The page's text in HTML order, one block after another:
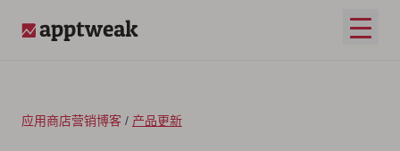
打开
应用商店营销博客 / 产品更新